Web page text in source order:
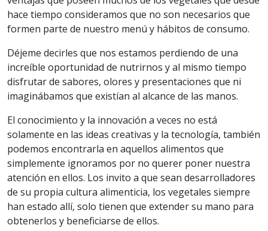
hace tiempo consideramos que no son necesarios que
formen parte de nuestro menú y hábitos de consumo.
Déjeme decirles que nos estamos perdiendo de una
increíble oportunidad de nutrirnos y al mismo tiempo
disfrutar de sabores, olores y presentaciones que ni
imaginábamos que existían al alcance de las manos.
El conocimiento y la innovación a veces no está
solamente en las ideas creativas y la tecnología, también
podemos encontrarla en aquellos alimentos que
simplemente ignoramos por no querer poner nuestra
atención en ellos. Los invito a que sean desarrolladores
de su propia cultura alimenticia, los vegetales siempre
han estado allí, solo tienen que extender su mano para
obtenerlos y beneficiarse de ellos.